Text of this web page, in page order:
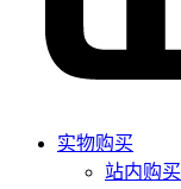
实物购买
站内购买